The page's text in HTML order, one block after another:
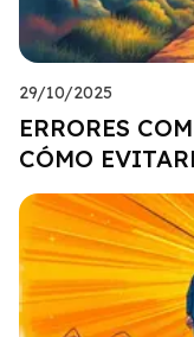
29/10/2025
ERRORES
CÓMO